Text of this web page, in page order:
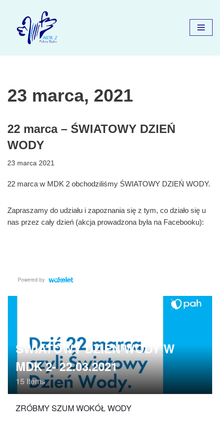
Przejdź
23 marca, 2021
22 marca – ŚWIATOWY DZIEŃ
WODY
23 marca 2021
22 marca w MDK 2 obchodziliśmy ŚWIATOWY DZIEŃ WODY.
Zapraszamy do udziału i zapoznania się z tym, co działo się u
nas przez cały dzień (akcja prowadzona była na Facebooku):